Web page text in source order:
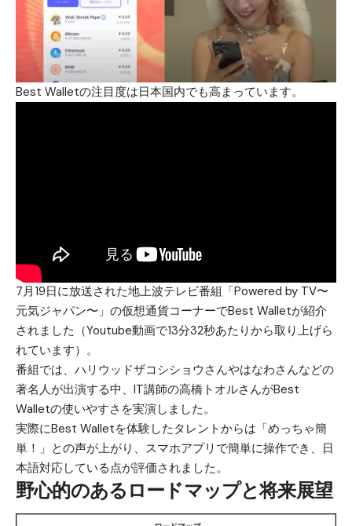
Best Walletの注目度は日本国内でも高まっています。
7月19日に放送された地上波テレビ番組「Powered by TV〜
元気ジャパン〜」の仮想通貨コーナーでBest Walletが紹介
されました（Youtube動画で13分32秒あたりから取り上げら
れています）。
番組では、ハリウッドザコシショウさんやはなわさんなどの
著名人が出演する中、IT講師の高橋トオルさんがBest
Walletの使いやすさを実演しました。
実際にBest Walletを体験したタレントからは「めっちゃ簡
単！」との声が上がり、スマホアプリで簡単に操作でき、日
本語対応している点が評価されました。
野心的のあるロードマップと将来展望